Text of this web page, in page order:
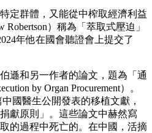
定群體，又能從中榨取經濟利益
）稱為「萃取式壓迫」
年他在國會聽證會上提交了
遜和另一作者的論文，題為「通
by Organ Procurement）。
國醫生公開發表的移植文獻，
獻原則」。這些論文中赫然寫
的過程中死亡的。在中國，活摘